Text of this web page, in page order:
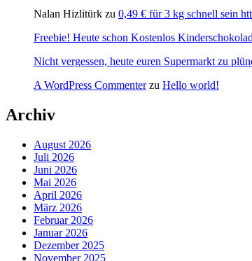
Nalan Hizlitürk zu 0,49 € für 3 kg schnell sein
Freebie! Heute schon Kostenlos
Nicht vergessen, heute euren Supermarkt zu
A WordPress Commenterzu Hello world!
Archiv
August 2026
Juli 2026
Juni 2026
Mai 2026
April 2026
März 2026
Februar 2026
Januar 2026
Dezember 2025
November 2025